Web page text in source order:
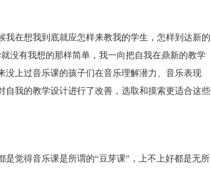
在想我到底就应怎样来教我的学生，怎样到达新的
没有我想的那样简单，我一向把自我在鼎新的教学
上过音乐课的孩子们在音乐理解潜力、音乐表现
我的教学设计进行了改善，选取和摸索更适合这些
觉得音乐课是所谓的“豆芽课”，上不上好都是无所